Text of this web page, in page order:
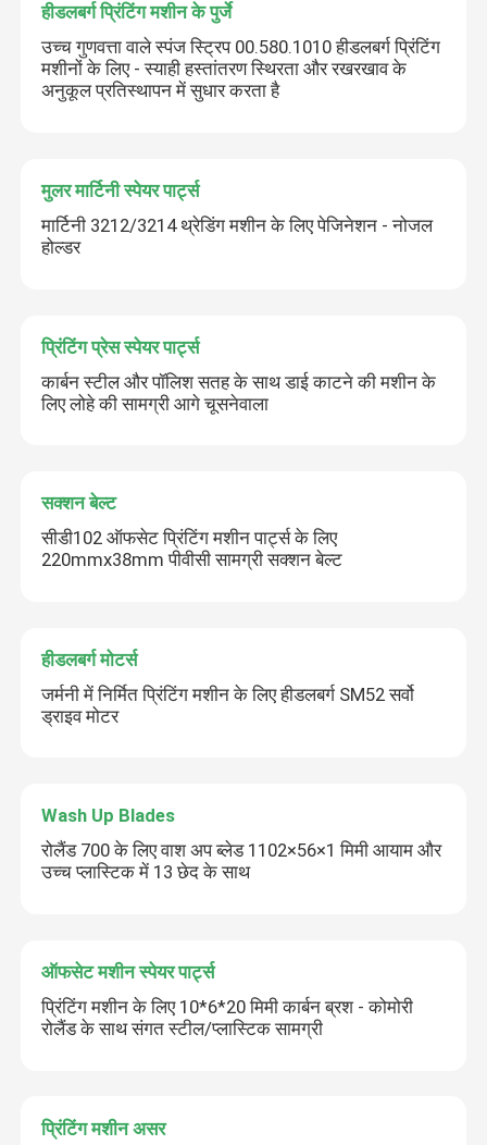
हीडलबर्ग प्रिंटिंग मशीन के पुर्जे
उच्च गुणवत्ता वाले स्पंज स्ट्रिप 00.580.1010 हीडलबर्ग प्रिंटिंग
मशीनों के लिए - स्याही हस्तांतरण स्थिरता और रखरखाव के
अनुकूल प्रतिस्थापन में सुधार करता है
मुलर मार्टिनी स्पेयर पार्ट्स
मार्टिनी 3212/3214 थ्रेडिंग मशीन के लिए पेजिनेशन - नोजल
होल्डर
प्रिंटिंग प्रेस स्पेयर पार्ट्स
कार्बन स्टील और पॉलिश सतह के साथ डाई काटने की मशीन के
लिए लोहे की सामग्री आगे चूसनेवाला
सक्शन बेल्ट
सीडी102 ऑफसेट प्रिंटिंग मशीन पार्ट्स के लिए
220mmx38mm पीवीसी सामग्री सक्शन बेल्ट
हीडलबर्ग मोटर्स
जर्मनी में निर्मित प्रिंटिंग मशीन के लिए हीडलबर्ग SM52 सर्वो
ड्राइव मोटर
Wash Up Blades
रोलैंड 700 के लिए वाश अप ब्लेड 1102×56×1 मिमी आयाम और
उच्च प्लास्टिक में 13 छेद के साथ
ऑफसेट मशीन स्पेयर पार्ट्स
प्रिंटिंग मशीन के लिए 10*6*20 मिमी कार्बन ब्रश - कोमोरी
रोलैंड के साथ संगत स्टील/प्लास्टिक सामग्री
प्रिंटिंग मशीन असर